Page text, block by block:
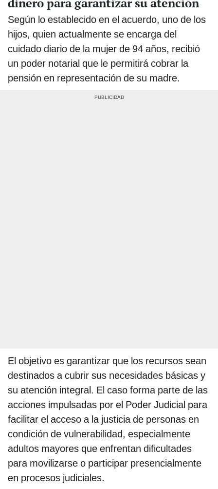
Según lo establecido en el acuerdo, uno de los
hijos, quien actualmente se encarga del
cuidado diario de la mujer de 94 años, recibió
un poder notarial que le permitirá cobrar la
pensión en representación de su madre.
El objetivo es garantizar que los recursos sean
destinados a cubrir sus necesidades básicas y
su atención integral. El caso forma parte de las
acciones impulsadas por el Poder Judicial para
facilitar el acceso a la justicia de personas en
condición de vulnerabilidad, especialmente
adultos mayores que enfrentan dificultades
para movilizarse o participar presencialmente
en procesos judiciales.